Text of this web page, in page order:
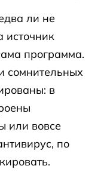
ли не
источник
программа.
сомнительных
в
или вовсе
по